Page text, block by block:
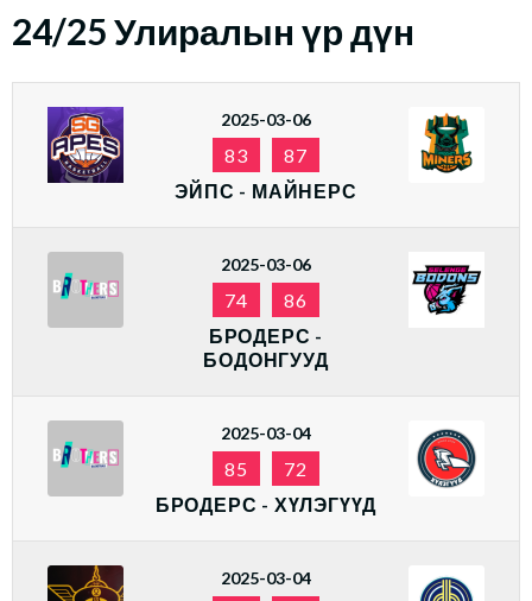
24/25 Улиралын үр дүн
2025-03-06
83
87
ЭЙПС - МАЙНЕРС
2025-03-06
74
86
БРОДЕРС -
БОДОНГУУД
2025-03-04
85
72
БРОДЕРС - ХҮЛЭГҮҮД
2025-03-04